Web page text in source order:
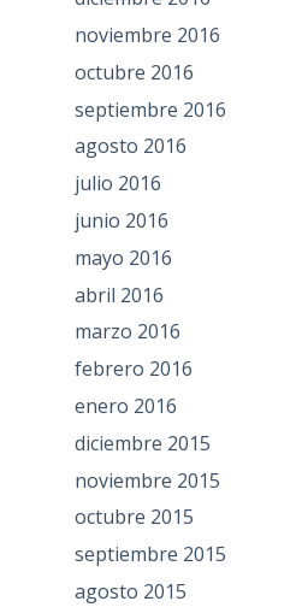
noviembre 2016
octubre 2016
septiembre 2016
agosto 2016
julio 2016
junio 2016
mayo 2016
abril 2016
marzo 2016
febrero 2016
enero 2016
diciembre 2015
noviembre 2015
octubre 2015
septiembre 2015
agosto 2015